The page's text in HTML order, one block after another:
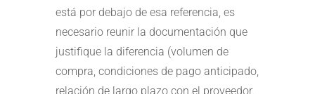
está por debajo de esa referencia, es
necesario reunir la documentación que
justifique la diferencia (volumen de
compra, condiciones de pago anticipado,
relación de largo plazo con el proveedor,